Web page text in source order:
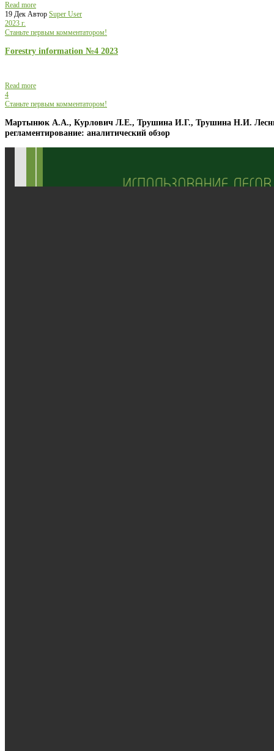
Read more
19 Дек Автор Super User
2023 г.
Станьте первым комментатором!
Forestry information №4 2023
Read more
4
Станьте первым комментатором!
Мартынюк А.А., Курлович Л.Е., Трушина И.Г., Трушина Н.И.
регламентирование: аналитический обзор